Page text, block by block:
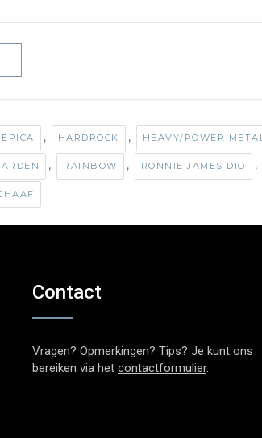
EPICA , HARDROCK , HEAVY/POWER METAL
, RAINBOW , RONNIE JAMES DIO ,
Contact
Vragen? Opmerkingen? Tips? Je kunt ons
bereiken via het contactformulier.